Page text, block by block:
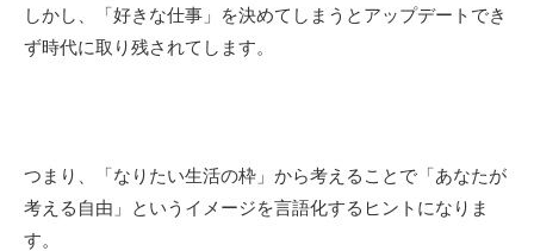
しかし、「好きな仕事」を決めてしまうとアップデートでき
ず時代に取り残されてします。
つまり、「なりたい生活の枠」から考えることで「あなたが
考える自由」というイメージを言語化するヒントになりま
す。